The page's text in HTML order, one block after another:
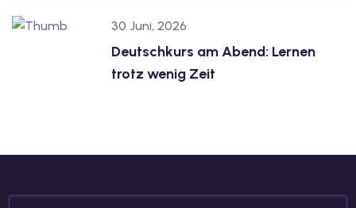
30 Juni, 2026
Deutschkurs am Abend: Lernen
trotz wenig Zeit